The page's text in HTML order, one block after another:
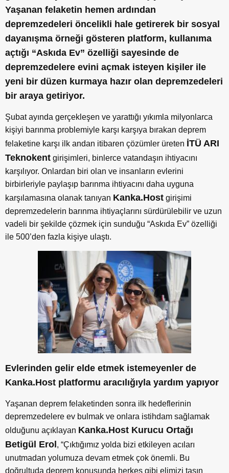
Yaşanan felaketin hemen ardından
depremzedeleri öncelikli hale getirerek bir sosyal
dayanışma örneği gösteren platform, kullanıma
açtığı “Askıda Ev” özelliği sayesinde de
depremzedelere evini açmak isteyen kişiler ile
yeni bir düzen kurmaya hazır olan depremzedeleri
bir araya getiriyor.
Şubat ayında gerçekleşen ve yarattığı yıkımla milyonlarca
kişiyi barınma problemiyle karşı karşıya bırakan deprem
felaketine karşı ilk andan itibaren çözümler üreten İTÜ ARI
Teknokent girişimleri, binlerce vatandaşın ihtiyacını
karşılıyor. Onlardan biri olan ve insanların evlerini
birbirleriyle paylaşıp barınma ihtiyacını daha uyguna
karşılamasına olanak tanıyan Kanka.Host girişimi
depremzedelerin barınma ihtiyaçlarını sürdürülebilir ve uzun
vadeli bir şekilde çözmek için sunduğu “Askıda Ev” özelliği
ile 500’den fazla kişiye ulaştı.
Evlerinden gelir elde etmek istemeyenler de
Kanka.Host platformu aracılığıyla yardım yapıyor
Yaşanan deprem felaketinden sonra ilk hedeflerinin
depremzedelere ev bulmak ve onlara istihdam sağlamak
olduğunu açıklayan Kanka.Host Kurucu Ortağı
Betigül Erol , “Çıktığımız yolda bizi etkileyen acıları
unutmadan yolumuza devam etmek çok önemli. Bu
doğrultuda deprem konusunda herkes gibi elimizi taşın